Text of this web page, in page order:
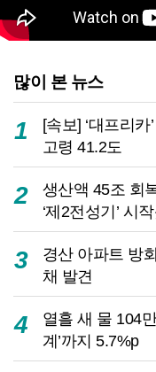
많이 본 뉴스
1
[속보] ‘대프리
고령 41.2도
2
생산액 45조 회
‘제2전성기’ 시
3
경산 아파트 방
채 발견
4
열흘 새 물 104
계’까지 5.7%p